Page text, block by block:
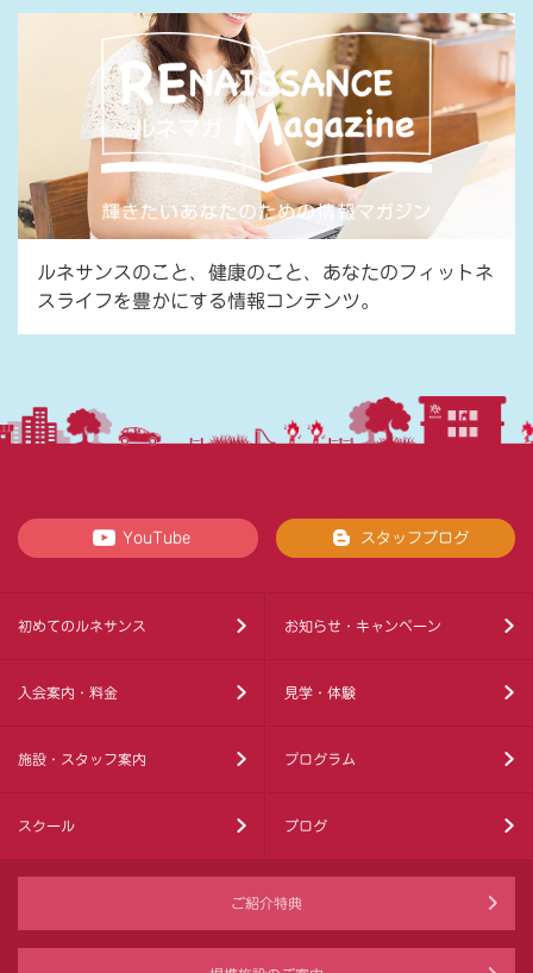
ルネサンスのこと、健康のこと、あなたのフィットネ
スライフを豊かにする情報コンテンツ。
YouTube スタッフブログ
初めてのルネサンス お知らせ・キャンペーン
入会案内・料金 見学・体験
施設・スタッフ案内 プログラム
スクール ブログ
ご紹介特典